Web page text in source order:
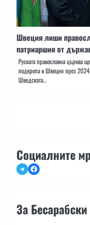
Швеция лиши
патриаршия от
Руската православна църква
подкрепа в Швеция през
Шведската…
Социалните
TelegramFacebook
За